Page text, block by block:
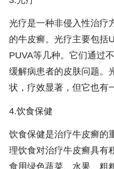
光疗是一种非侵入性治疗
的牛皮癣。光疗主要包括
PUVA等几种。它们通过
缓解病患者的皮肤问题。
状，疗效显著，但它也有
4.饮食保健
饮食保健是治疗牛皮癣的
理饮食对治疗牛皮癣具有
食用绿色蔬菜、水果、粗